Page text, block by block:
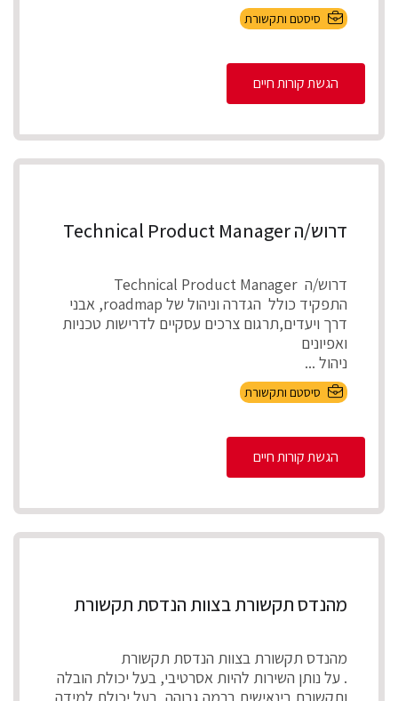
סיסטם ותקשורת
הגשת קורות חיים
דרוש/ה Technical Product Manager
דרוש/ה Technical Product Manager
התפקיד כולל הגדרה וניהול של roadmap, אבני
דרך ויעדים,תרגום צרכים עסקיים לדרישות טכניות
ואפיונים
ניהול ...
סיסטם ותקשורת
הגשת קורות חיים
מהנדס תקשורת בצוות הנדסת תקשורת
מהנדס תקשורת בצוות הנדסת תקשורת
. על נותן השירות להיות אסרטיבי, בעל יכולת הובלה
ותקשורת בינאישית ברמה גבוהה, בעל יכולת למידה